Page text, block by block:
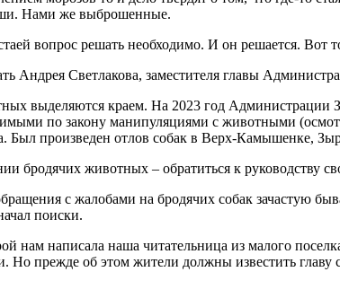
Нами же выброшенные.
вопрос решать необходимо. И он решается. Вот
Андрея Светлакова, заместителя главы
выделяются краем. На 2023 год
по закону манипуляциями с животными
Был произведен отлов собак в Верх-Камышенке,
бродячих животных – обратиться к руководству
с жалобами на бродячих собак зачастую
поиски.
нам написала наша читательница из малого
Но прежде об этом жители должны известить главу